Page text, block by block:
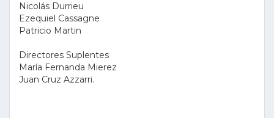
Nicolás Durrieu
Ezequiel Cassagne
Patricio Martin
Directores Suplentes
María Fernanda Mierez
Juan Cruz Azzarri.